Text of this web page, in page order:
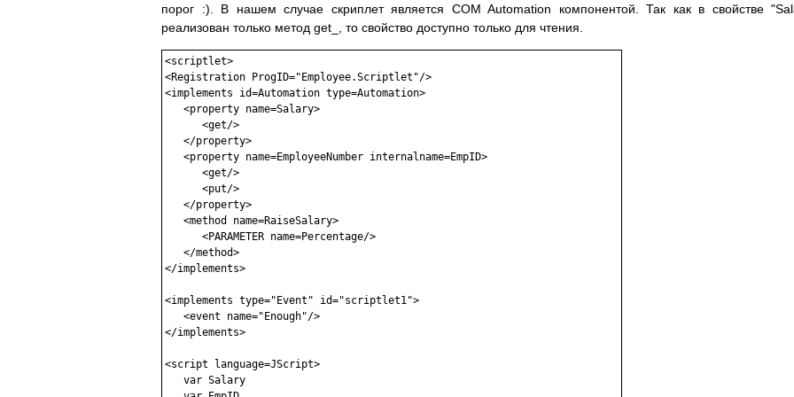
порог :). В нашем случае скриплет является COM Automation компонентой. Так как в свойстве
реализован только метод get_, то свойство доступно только для чтения.
<scriptlet>
<Registration ProgID="Employee.Scriptlet"/>
<implements id=Automation type=Automation>
   <property name=Salary>
      <get/>
   </property>
   <property name=EmployeeNumber internalname=EmpID>
      <get/>
      <put/>
   </property>
   <method name=RaiseSalary>
      <PARAMETER name=Percentage/>
   </method>
</implements>
<implements type="Event" id="scriptlet1">
   <event name="Enough"/>
</implements>
<script language=JScript>
   var Salary